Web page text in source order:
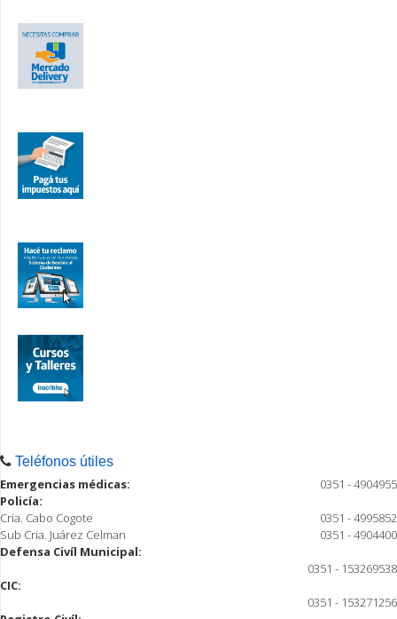
Teléfonos útiles
Emergencias médicas:
0351 - 4904955
Policía:
Cria. Cabo Cogote
0351 - 4995852
Sub Cria. Juárez Celman
0351 - 4904400
Defensa Civíl Municipal:
0351 - 153269538
CIC:
0351 - 153271256